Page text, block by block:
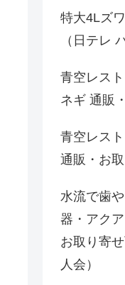
特大4Lズ
（日テレ
青空レス
ネギ 通販
青空レス
通販・お
水流で歯
器・アク
お取り寄
人会）